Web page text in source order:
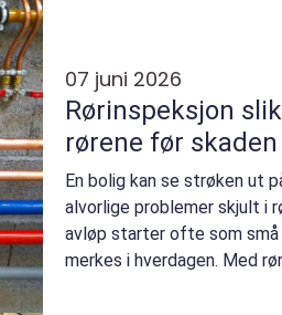
07 juni 2026
Rørinspeksjon slik får du kontroll på
rørene før
En bolig kan se strøken ut
alvorlige problemer skjult i
avløp starter ofte som små
merkes i hverdagen. Med